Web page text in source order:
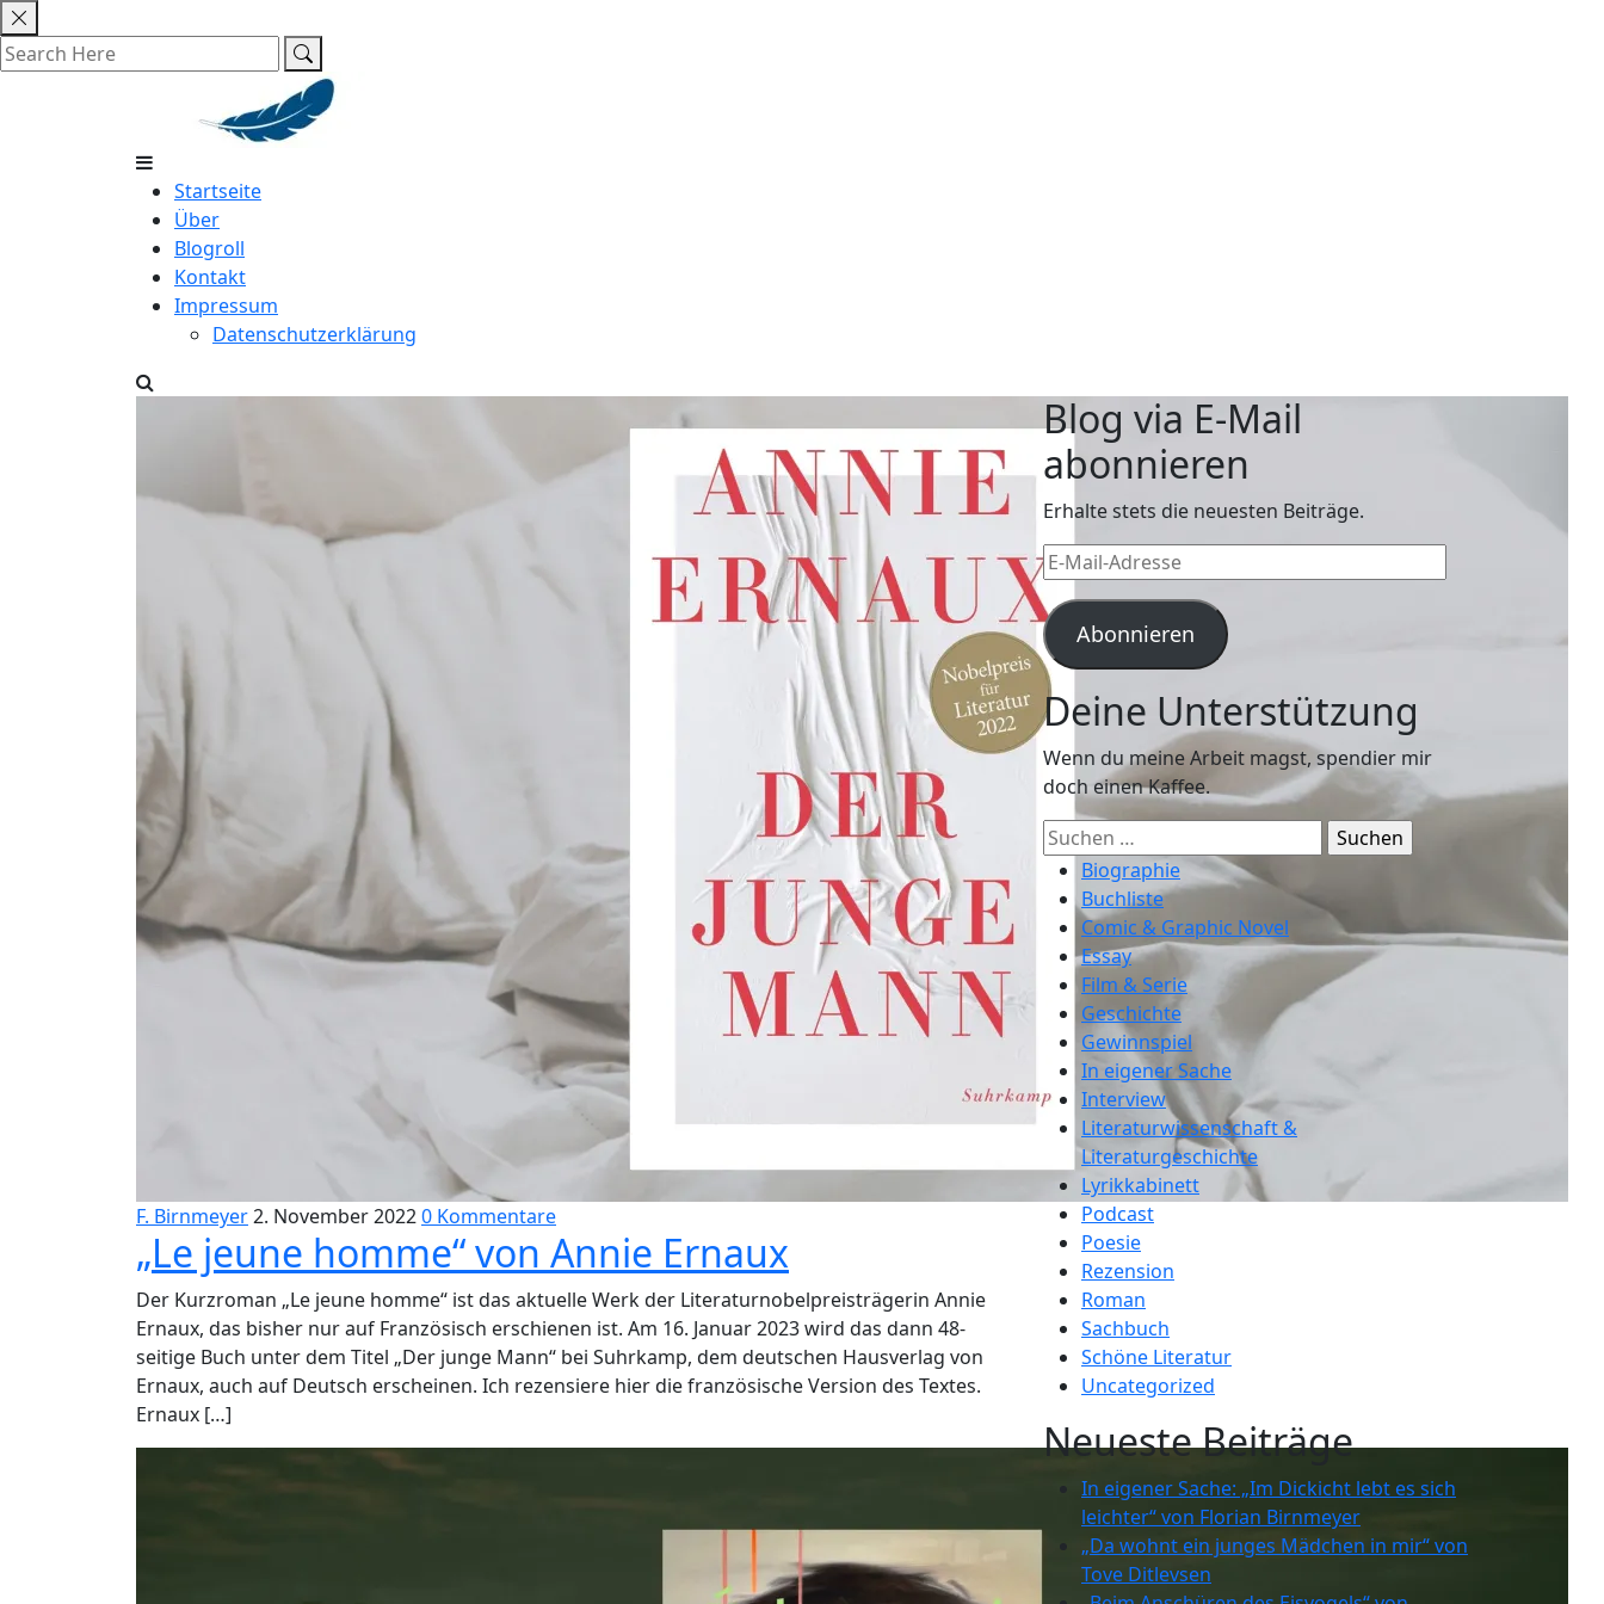
Skip
to
content
Startseite
Über
Blogroll
Kontakt
Impressum
Datenschutzerklärung
F. Birnmeyer2. November 20220 Kommentare
„Le jeune homme“ von Annie Ernaux
Der Kurzroman „Le jeune homme“ ist das aktuelle Werk der Literaturnobelpreisträgerin Annie
Ernaux, das bisher nur auf Französisch erschienen ist. Am 16. Januar 2023 wird das dann 48-
seitige Buch unter dem Titel „Der junge Mann“ bei Suhrkamp, dem deutschen Hausverlag von
Ernaux, auch auf Deutsch erscheinen. Ich rezensiere hier die französische Version des Textes.
Ernaux […]
Blog via E-Mail
abonnieren
Erhalte stets die neuesten Beiträge.
E-
Mail-
Adresse
Abonnieren
Deine Unterstützung
Wenn du meine Arbeit magst, spendier mir
doch einen Kaffee.
Suchen
nach:Biographie
Buchliste
Comic & Graphic Novel
Essay
Film & Serie
Geschichte
Gewinnspiel
In eigener Sache
Interview
Literaturwissenschaft &
Literaturgeschichte
Lyrikkabinett
Podcast
Poesie
Rezension
Roman
Sachbuch
Schöne Literatur
Uncategorized
Neueste Beiträge
In eigener Sache: „Im Dickicht lebt es sich
leichter“ von Florian Birnmeyer
„Da wohnt ein junges Mädchen in mir“ von
Tove Ditlevsen